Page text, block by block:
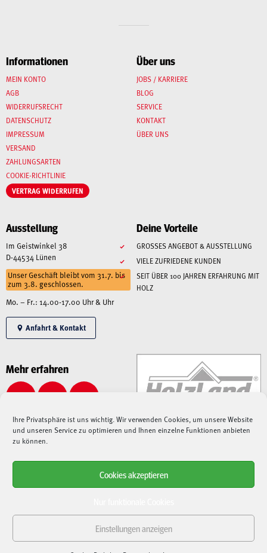
Ihre Privatsphäre ist uns wichtig. Wir verwenden Cookies, um unsere Website
und unseren Service zu optimieren und Ihnen einzelne Funktionen anbieten
zu können.
Cookies akzeptieren
Einstellungen anzeigen
Informationen
MEIN KONTO
AGB
WIDERRUFSRECHT
DATENSCHUTZ
IMPRESSUM
VERSAND
ZAHLUNGSARTEN
COOKIE-RICHTLINIE
VERTRAG WIDERRUFEN
Über uns
JOBS / KARRIERE
BLOG
SERVICE
KONTAKT
ÜBER UNS
Ausstellung
Im Geistwinkel 38
D-44534 Lünen
Unser Geschäft bleibt vom 31.7. bis
zum 3.8. geschlossen.
Mo. – Fr.: 14.00-17.00 Uhr & Uhr
Anfahrt & Kontakt
Deine Vorteile
GROSSES ANGEBOT & AUSSTELLUNG
VIELE ZUFRIEDENE KUNDEN
SEIT ÜBER 100 JAHREN ERFAHRUNG MIT
HOLZ
Mehr erfahren
Alle angegebenen Preise sind Gesamtpreise inkl. MwSt., zzgl. Liefer-/Versandkosten.
Verzögerungen bei Lieferungen kommen. Nach der Bestellung fragen wir die
Verfügbarkeit und Lieferdauer bei unseren Lieferanten an und
auf dem Laufenden. Sollten Artikel nicht verfügbar sein oder sich Lieferungen verzögern,